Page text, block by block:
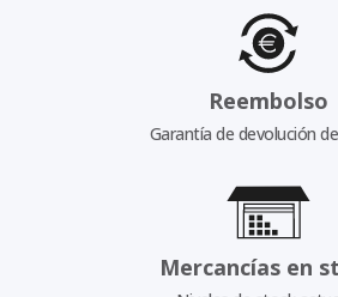
Reembolso
Garantía de devolución
Mercancías en